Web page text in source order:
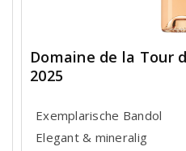
Domaine de la Tour
2025
Exemplarische Bandol
Elegant & mineralig